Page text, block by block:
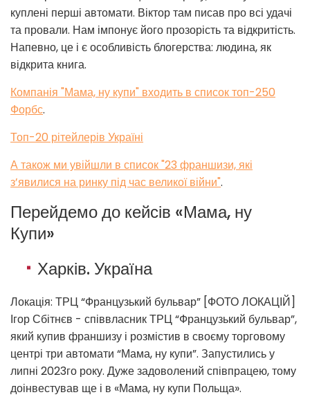
куплені перші автомати. Віктор там писав про всі удачі
та провали. Нам імпонує його прозорість та відкритість.
Напевно, це і є особливість блогерства: людина, як
відкрита книга.
Компанія "Мама, ну купи" входить в список топ-250
Форбс.
Топ-20 рітейлерів Україні
А також ми увійшли в список "23 франшизи, які
з’явилися на ринку під час великої війни".
Перейдемо до кейсів «Мама, ну
Купи»
Харків. Україна
Локація: ТРЦ “Французький бульвар” [ФОТО ЛОКАЦІЙ]
Ігор Сбітнєв - співвласник ТРЦ “Французький бульвар”,
який купив франшизу і розмістив в своєму торговому
центрі три автомати “Мама, ну купи”. Запустились у
липні 2023го року. Дуже задоволений співпрацею, тому
доінвестував ще і в «Мама, ну купи Польща».